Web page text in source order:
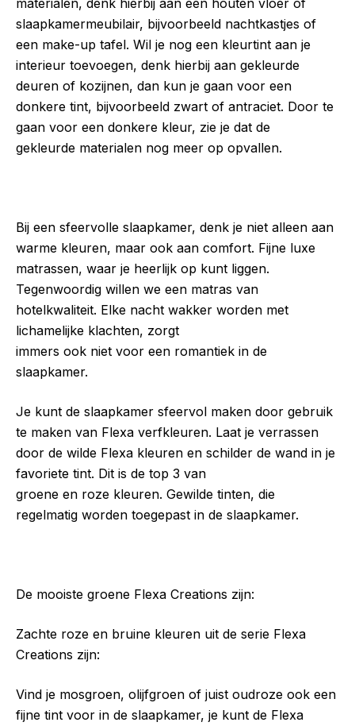
slaapkamermeubilair, bijvoorbeeld nachtkastjes of
een make-up tafel. Wil je nog een kleurtint aan je
interieur toevoegen, denk hierbij aan gekleurde
deuren of kozijnen, dan kun je gaan voor een
donkere tint, bijvoorbeeld zwart of antraciet. Door te
gaan voor een donkere kleur, zie je dat de
gekleurde materialen nog meer op opvallen.
Bij een sfeervolle slaapkamer, denk je niet alleen aan
warme kleuren, maar ook aan comfort. Fijne luxe
matrassen, waar je heerlijk op kunt liggen.
Tegenwoordig willen we een matras van
hotelkwaliteit. Elke nacht wakker worden met
lichamelijke klachten, zorgt
immers ook niet voor een romantiek in de
slaapkamer.
Je kunt de slaapkamer sfeervol maken door gebruik
te maken van Flexa verfkleuren. Laat je verrassen
door de wilde Flexa kleuren en schilder de wand in je
favoriete tint. Dit is de top 3 van
groene en roze kleuren. Gewilde tinten, die
regelmatig worden toegepast in de slaapkamer.
De mooiste groene Flexa Creations zijn:
Zachte roze en bruine kleuren uit de serie Flexa
Creations zijn:
Vind je mosgroen, olijfgroen of juist oudroze ook een
fijne tint voor in de slaapkamer, je kunt de Flexa